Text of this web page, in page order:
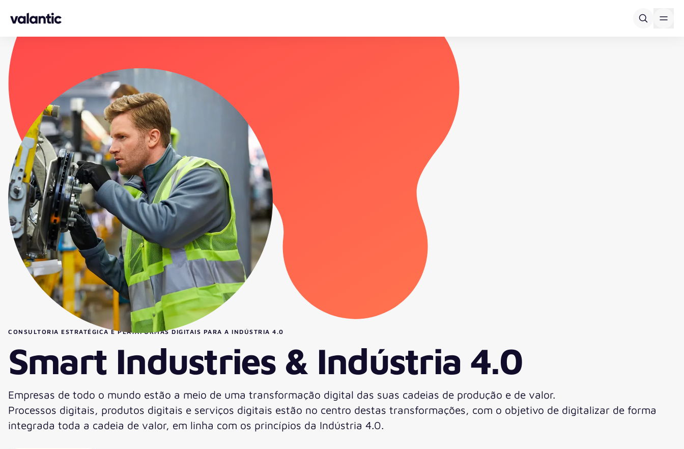
CONSULTORIA ESTRATÉGICA E PLATAFORMAS DIGITAIS PARA A INDÚSTRIA 4.0
Smart Industries & Indústria 4.0
Empresas de todo o mundo estão a meio de uma transformação digital das suas cadeias de produção e de valor.
Processos digitais, produtos digitais e serviços digitais estão no centro destas transformações, com o objetivo de digitalizar de forma
integrada toda a cadeia de valor, em linha com os princípios da Indústria 4.0.